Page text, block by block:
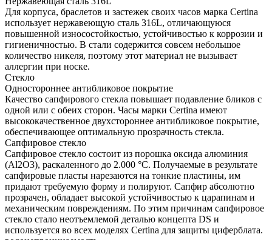
Для корпуса, браслетов и застежек своих часов марка Certina
использует нержавеющую сталь 316L, отличающуюся
повышенной износостойкостью, устойчивостью к коррозии и
гигиеничностью. В стали содержится совсем небольшое
количество никеля, поэтому этот материал не вызывает
аллергии при носке.
Стекло
Одностороннее антибликовое покрытие
Качество сапфирового стекла повышает подавление бликов с
одной или с обеих сторон. Часы марки Certina имеют
высококачественное двухстороннее антибликовое покрытие,
обеспечивающее оптимальную прозрачность стекла.
Сапфировое стекло
Сапфировое стекло состоит из порошка оксида алюминия
(Al2O3), раскаленного до 2.000 °C. Получаемые в результате
сапфировые пласты нарезаются на тонкие пластины, им
придают требуемую форму и полируют. Сапфир абсолютно
прозрачен, обладает высокой устойчивостью к царапинам и
механическим повреждениям. По этим причинам сапфировое
стекло стало неотъемлемой деталью концепта DS и
используется во всех моделях Certina для защиты циферблата.